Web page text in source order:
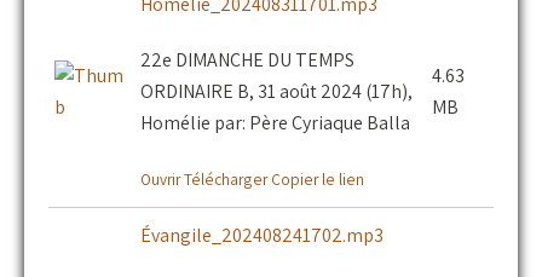
22e DIMANCHE DU TEMPS
ORDINAIRE B, 31 août 2024 (17h),
Homélie par: Père Cyriaque Balla
OuvrirTélécharger Copier le lien
4.63
MB
Évangile_202408241702.mp3